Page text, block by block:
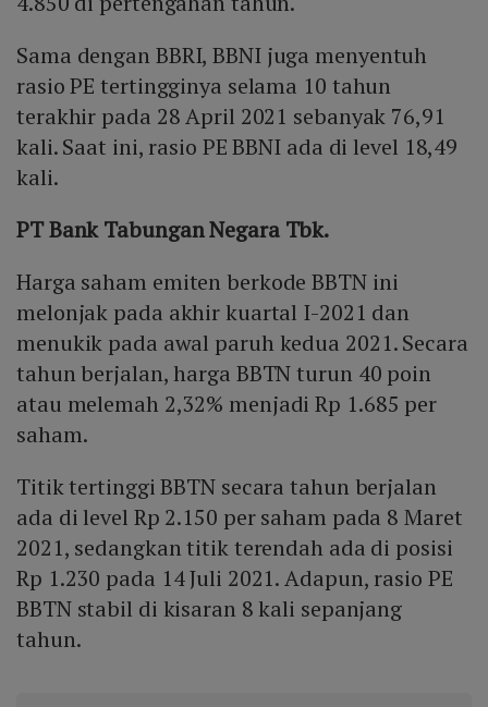
Sama dengan BBRI, BBNI juga menyentuh
rasio PE tertingginya selama 10 tahun
terakhir pada 28 April 2021 sebanyak 76,91
kali. Saat ini, rasio PE BBNI ada di level 18,49
kali.
PT Bank Tabungan Negara Tbk.
Harga saham emiten berkode BBTN ini
melonjak pada akhir kuartal I-2021 dan
menukik pada awal paruh kedua 2021. Secara
tahun berjalan, harga BBTN turun 40 poin
atau melemah 2,32% menjadi Rp 1.685 per
saham.
Titik tertinggi BBTN secara tahun berjalan
ada di level Rp 2.150 per saham pada 8 Maret
2021, sedangkan titik terendah ada di posisi
Rp 1.230 pada 14 Juli 2021. Adapun, rasio PE
BBTN stabil di kisaran 8 kali sepanjang
tahun.